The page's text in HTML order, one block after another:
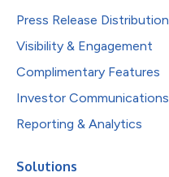
Press Release Distribution
Visibility & Engagement
Complimentary Features
Investor Communications
Reporting & Analytics
Solutions